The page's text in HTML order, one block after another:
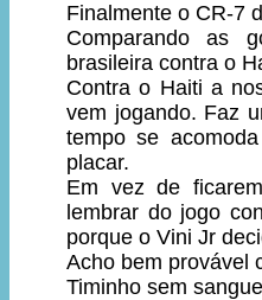
Finalmente o CR-7
Comparando as
brasileira contra o
Contra o Haiti a
vem jogando. Faz
tempo se
placar.
Em vez de
lembrar do jogo
porque o Vini Jr
Acho bem provável
Timinho sem